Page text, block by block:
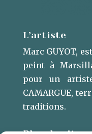
L’artiste
Marc GUYOT,
peint à
pour un
CAMARGUE,
traditions.